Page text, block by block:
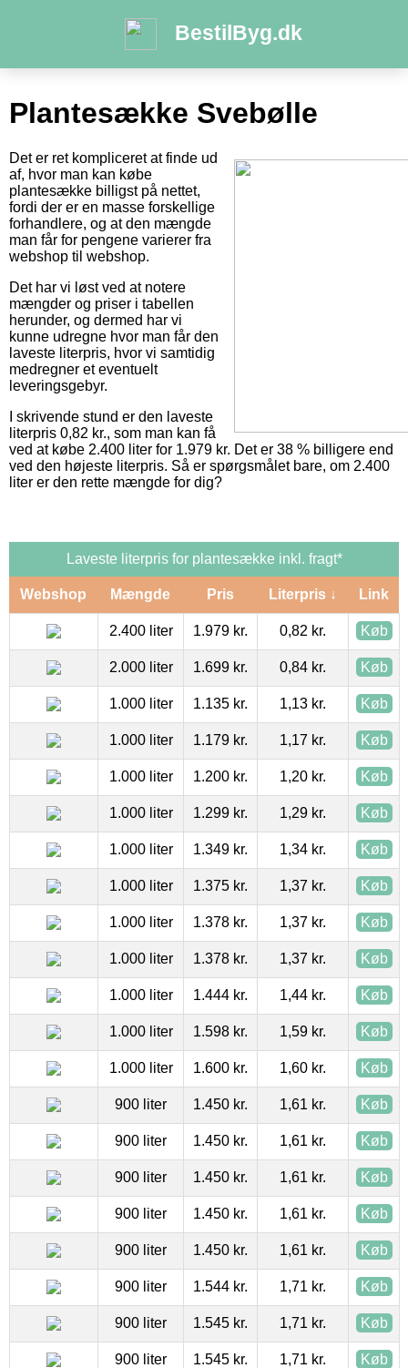
BestilByg.dk
Plantesække Svebølle
Det er ret kompliceret at finde ud
af, hvor man kan købe
plantesække billigst på nettet,
fordi der er en masse forskellige
forhandlere, og at den mængde
man får for pengene varierer fra
webshop til webshop.
Det har vi løst ved at notere
mængder og priser i tabellen
herunder, og dermed har vi
kunne udregne hvor man får den
laveste literpris, hvor vi samtidig
medregner et eventuelt
leveringsgebyr.
I skrivende stund er den laveste
literpris 0,82 kr., som man kan få
ved at købe 2.400 liter for 1.979 kr. Det er 38 % billigere end
ved den højeste literpris. Så er spørgsmålet bare, om 2.400
liter er den rette mængde for dig?
Laveste literpris for plantesække inkl. fragt*
Webshop Mængde Pris Literpris ↓ Link
2.400 liter 1.979 kr. 0,82 kr. Køb
2.000 liter 1.699 kr. 0,84 kr. Køb
1.000 liter 1.135 kr. 1,13 kr. Køb
1.000 liter 1.179 kr. 1,17 kr. Køb
1.000 liter 1.200 kr. 1,20 kr. Køb
1.000 liter 1.299 kr. 1,29 kr. Køb
1.000 liter 1.349 kr. 1,34 kr. Køb
1.000 liter 1.375 kr. 1,37 kr. Køb
1.000 liter 1.378 kr. 1,37 kr. Køb
1.000 liter 1.378 kr. 1,37 kr. Køb
1.000 liter 1.444 kr. 1,44 kr. Køb
1.000 liter 1.598 kr. 1,59 kr. Køb
1.000 liter 1.600 kr. 1,60 kr. Køb
900 liter 1.450 kr. 1,61 kr. Køb
900 liter 1.450 kr. 1,61 kr. Køb
900 liter 1.450 kr. 1,61 kr. Køb
900 liter 1.450 kr. 1,61 kr. Køb
900 liter 1.450 kr. 1,61 kr. Køb
900 liter 1.544 kr. 1,71 kr. Køb
900 liter 1.545 kr. 1,71 kr. Køb
900 liter 1.545 kr. 1,71 kr. Køb